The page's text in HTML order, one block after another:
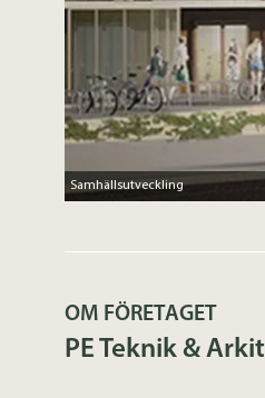
Samhällsutveckling
OM FÖRETAGET
PE Teknik &